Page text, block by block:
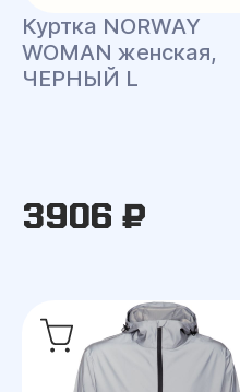
Куртка NORWAY
WOMAN женская,
ЧЕРНЫЙ L
3906 ₽